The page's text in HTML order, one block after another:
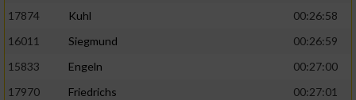
17874
Kuhl
00:26:58
16011
Siegmund
00:26:59
15833
Engeln
00:27:00
17970
Friedrichs
00:27:01